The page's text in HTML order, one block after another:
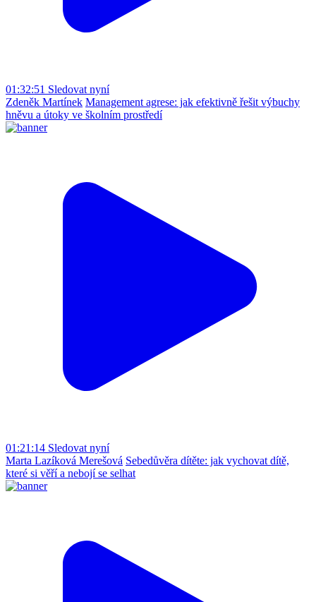
01:32:51 Sledovat nyní
Zdeněk Martínek Management agrese: jak efektivně řešit výbuchy
hněvu a útoky ve školním prostředí
01:21:14 Sledovat nyní
Marta Lazíková Merešová Sebedůvěra dítěte: jak vychovat dítě,
které si věří a nebojí se selhat